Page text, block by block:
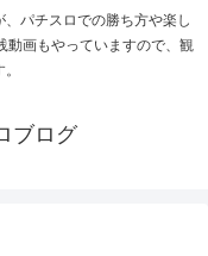
パチスロでの勝ち方や楽し
動画もやっていますので、観
ブログ